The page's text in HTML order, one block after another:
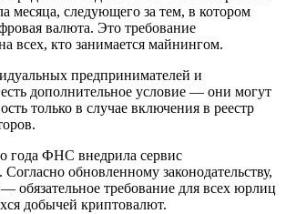
месяца, следующего за тем, в котором
валюта. Это требование
всех, кто занимается майнингом.
предпринимателей и
дополнительное условие — они могут
только в случае включения в реестр
года ФНС внедрила сервис
обновленному законодательству,
обязательное требование для всех юрлиц
добычей криптовалют.